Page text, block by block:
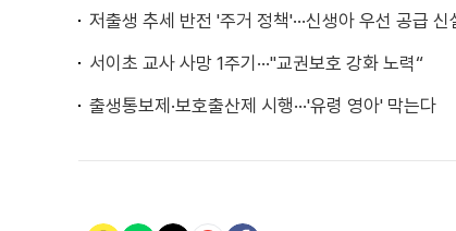
저출생 추세 반전 '주거 정책'···신생아 우선 공급 신
서이초 교사 사망 1주기···"교권보호 강화 노력“
출생통보제·보호출산제 시행···'유령 영아' 막는다